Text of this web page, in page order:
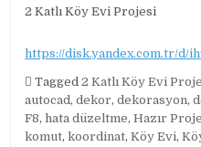
2 Katlı Köy Evi Projesi
https://disk.yandex.com.tr/d/
Tagged2 Katlı Köy Evi
autocad,dekor,dekorasyon,
F8,hata düzeltme,Hazır
komut,koordinat,Köy Evi,